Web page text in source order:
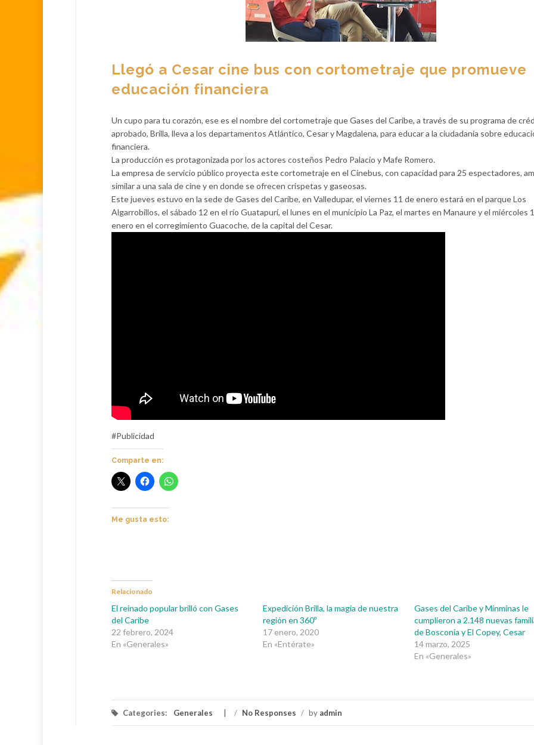
Llegó a Cesar cine bus con cortometraje que promueve
educación financiera
Un cupo para tu corazón, ese es el nombre del cortometraje que Gases del Caribe, a través de su programa de
aprobado, Brilla, lleva a los departamentos Atlántico, Cesar y Magdalena, para educar a la ciudadanía sobre
financiera.
La producción es protagonizada por los actores costeños Pedro Palacio y Mafe Romero.
La empresa de servicio público proyecta este cortometraje en el Cinebus, con capacidad para 25 espectadores,
similar a una sala de cine y en donde se ofrecen crispetas y gaseosas.
Este jueves estuvo en la sede de Gases del Caribe, en Valledupar, el viernes 11 de enero estará en el parque Los
Algarrobillos, el sábado 12 en el río Guatapurí, el lunes en el municipio La Paz, el martes en Manaure y el miércoles
enero en el corregimiento Guacoche, de la capital del Cesar.
#Publicidad
Comparte en:
Me gusta esto:
Relacionado
El reinado popular brilló con Gases
del Caribe
22 febrero, 2024
En «Generales»
Expedición Brilla, la magia de nuestra
región en 360º
17 enero, 2020
En «Entérate»
Gases del Caribe y Minminas le
cumplieron a 2.148 nuevas
de Bosconia y El Copey, Cesar
14 marzo, 2025
En «Generales»
Categories: Generales / No Responses / by admin